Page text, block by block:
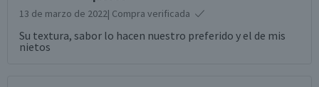
13 de marzo de 2022| Compra verificada
Su textura, sabor lo hacen nuestro preferido y el de mis
nietos